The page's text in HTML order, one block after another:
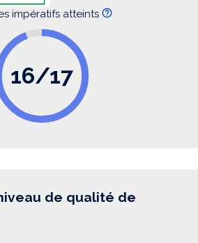
impératifs atteints
16/17
de qualité de